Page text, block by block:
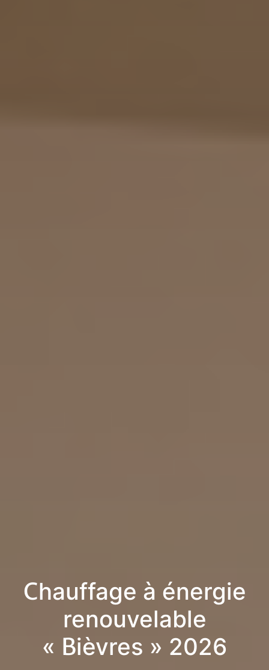
Chauffage à énergie
renouvelable
« Bièvres » 2026